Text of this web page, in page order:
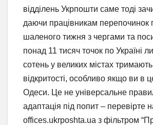
відділень Укрпошти саме тоді
даючи працівникам перепочинок
шаленого тижня з чергами та
понад 11 тисяч точок по Україні
сотень у великих містах
відкритості, особливо якщо ви в
Одеси. Це не універсальне
адаптація під попит – перевірте
offices.ukrposhta.ua з фільтром